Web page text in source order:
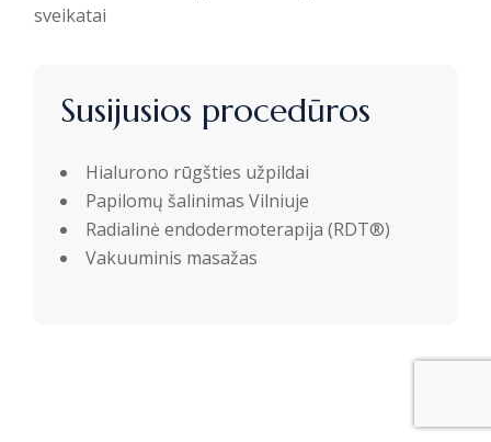
sveikatai
Susijusios procedūros
Hialurono rūgšties užpildai
Papilomų šalinimas Vilniuje
Radialinė endodermoterapija (RDT®)
Vakuuminis masažas